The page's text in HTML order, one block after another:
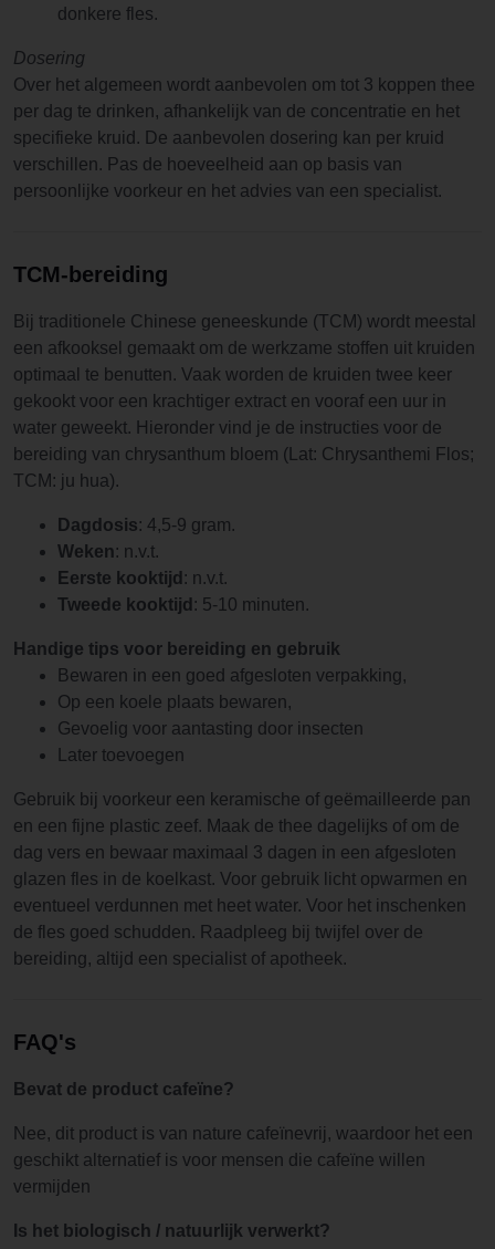
donkere fles.
Dosering
Over het algemeen wordt aanbevolen om tot 3 koppen thee
per dag te drinken, afhankelijk van de concentratie en het
specifieke kruid. De aanbevolen dosering kan per kruid
verschillen. Pas de hoeveelheid aan op basis van
persoonlijke voorkeur en het advies van een specialist.
TCM-bereiding
Bij traditionele Chinese geneeskunde (TCM) wordt meestal
een afkooksel gemaakt om de werkzame stoffen uit kruiden
optimaal te benutten. Vaak worden de kruiden twee keer
gekookt voor een krachtiger extract en vooraf een uur in
water geweekt. Hieronder vind je de instructies voor de
bereiding van chrysanthum bloem (Lat: Chrysanthemi Flos;
TCM: ju hua).
Dagdosis: 4,5-9 gram.
Weken: n.v.t.
Eerste kooktijd : n.v.t.
Tweede kooktijd : 5-10 minuten.
Handige tips voor bereiding en gebruik
Bewaren in een goed afgesloten verpakking,
Op een koele plaats bewaren,
Gevoelig voor aantasting door insecten
Later toevoegen
Gebruik bij voorkeur een keramische of geëmailleerde pan
en een fijne plastic zeef. Maak de thee dagelijks of om de
dag vers en bewaar maximaal 3 dagen in een afgesloten
glazen fles in de koelkast. Voor gebruik licht opwarmen en
eventueel verdunnen met heet water. Voor het inschenken
de fles goed schudden. Raadpleeg bij twijfel over de
bereiding, altijd een specialist of apotheek.
FAQ's
Bevat de product cafeïne?
Nee, dit product is van nature cafeïnevrij, waardoor het een
geschikt alternatief is voor mensen die cafeïne willen
vermijden
Is het biologisch / natuurlijk verwerkt?